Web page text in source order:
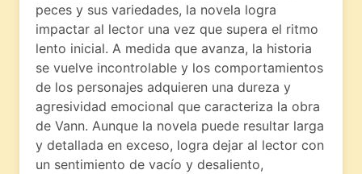
peces y sus variedades, la novela logra
impactar al lector una vez que supera el ritmo
lento inicial. A medida que avanza, la historia
se vuelve incontrolable y los comportamientos
de los personajes adquieren una dureza y
agresividad emocional que caracteriza la obra
de Vann. Aunque la novela puede resultar larga
y detallada en exceso, logra dejar al lector con
un sentimiento de vacío y desaliento,